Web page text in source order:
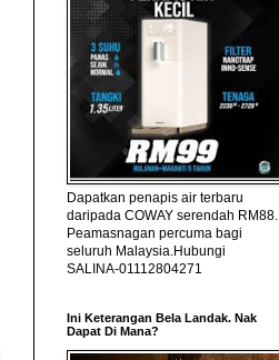
Dapatkan penapis air terbaru
daripada COWAY serendah RM88.
Peamasnagan percuma bagi
seluruh Malaysia.Hubungi
SALINA-01112804271
Ini Keterangan Bela Landak. Nak
Dapat Di Mana?